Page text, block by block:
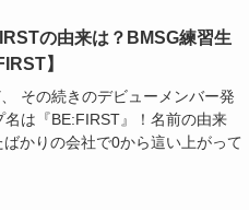
の由来は？BMSG練習生
】
その続きのデビューメンバー発
は『BE:FIRST』！名前の由来
かりの会社で0から這い上がって